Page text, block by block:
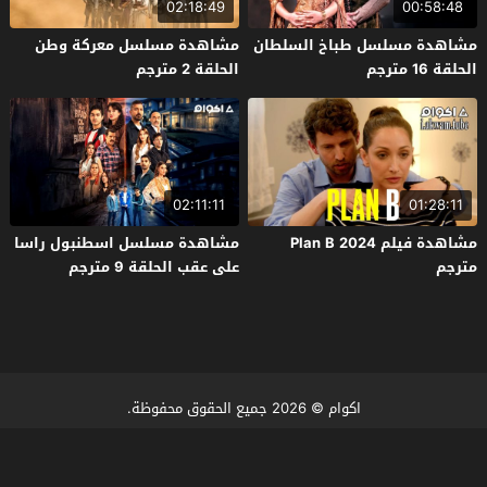
00:58:48
مشاهدة مسلسل طباخ السلطان
الحلقة 16 مترجم
02:18:49
مشاهدة مسلسل معركة وطن
الحلقة 2 مترجم
01:28:11
مشاهدة فيلم Plan B 2024
مترجم
02:11:11
مشاهدة مسلسل اسطنبول راسا
على عقب الحلقة 9 مترجم
اكوام © 2026 جميع الحقوق محفوظة.